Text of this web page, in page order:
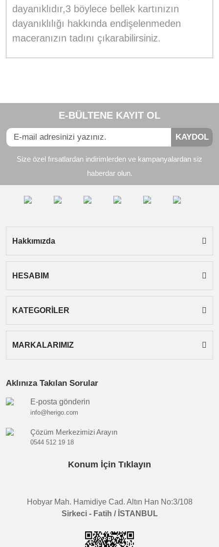
dayanıklıdır,3 böylece bellek kartınızın
dayanıklılığı hakkında endişelenmeden
maceranızın tadını çıkarabilirsiniz.
Yorum Yaz
Görüş ve önerileriniz için teşekkür ederiz.
Ürün bilgilerinde hatalar bulunuyor.
Ürün fiyatı diğer sitelerden daha pahalı.
Gönder
E-BÜLTENE KAYIT OL
KAYDOL
Size özel fırsatlardan indirimlerden ve kampanyalardan siz
haberdar olun.
Hakkımızda
HESABIM
KATEGORİLER
MARKALARIMIZ
Aklınıza Takılan Sorular
E-posta gönderin
info@herigo.com
Çözüm Merkezimizi Arayın
0544 512 19 18
Konum İçin Tıklayın
Hobyar Mah. Hamidiye Cad. Altın Han No:3/108
Sirkeci - Fatih / İSTANBUL